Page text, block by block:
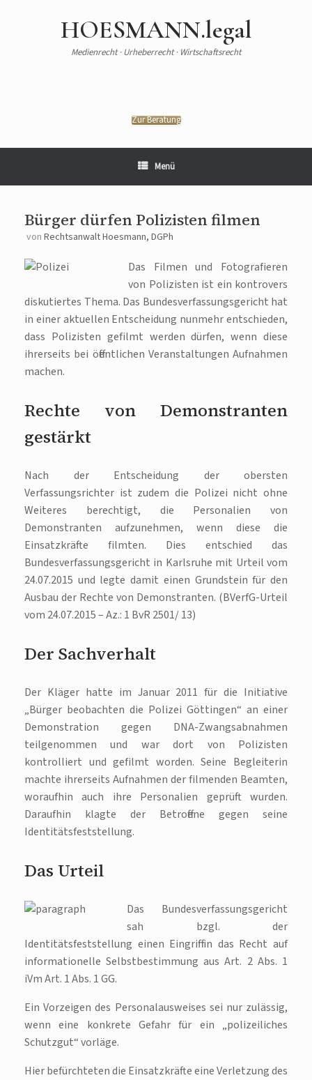
HOESMANN.legal
Medienrecht · Urheberrecht · Wirtschaftsrecht
Zur Beratung
Menü
Bürger dürfen Polizisten filmen
von Rechtsanwalt Hoesmann, DGPh
Das Filmen und Fotografieren
von Polizisten ist ein kontrovers
diskutiertes Thema. Das Bundesverfassungsgericht hat
in einer aktuellen Entscheidung nunmehr entschieden,
dass Polizisten gefilmt werden dürfen, wenn diese
ihrerseits bei öffentlichen Veranstaltungen Aufnahmen
machen.
Rechte von Demonstranten
gestärkt
Nach der Entscheidung der obersten
Verfassungsrichter ist zudem die Polizei nicht ohne
Weiteres berechtigt, die Personalien von
Demonstranten aufzunehmen, wenn diese die
Einsatzkräfte filmten. Dies entschied das
Bundesverfassungsgericht in Karlsruhe mit Urteil vom
24.07.2015 und legte damit einen Grundstein für den
Ausbau der Rechte von Demonstranten. (BVerfG-Urteil
vom 24.07.2015 – Az.: 1 BvR 2501/ 13)
Der Sachverhalt
Der Kläger hatte im Januar 2011 für die Initiative
„Bürger beobachten die Polizei Göttingen“ an einer
Demonstration gegen DNA-Zwangsabnahmen
teilgenommen und war dort von Polizisten
kontrolliert und gefilmt worden. Seine Begleiterin
machte ihrerseits Aufnahmen der filmenden Beamten,
woraufhin auch ihre Personalien geprüft wurden.
Daraufhin klagte der Betroffene gegen seine
Identitätsfeststellung.
Das Urteil
Das Bundesverfassungsgericht
sah bzgl. der
Identitätsfeststellung einen Eingriff in das Recht auf
informationelle Selbstbestimmung aus Art. 2 Abs. 1
iVm Art. 1 Abs. 1 GG.
Ein Vorzeigen des Personalausweises sei nur zulässig,
wenn eine konkrete Gefahr für ein „polizeiliches
Schutzgut“ vorläge.
Hier befürchteten die Einsatzkräfte eine Verletzung des